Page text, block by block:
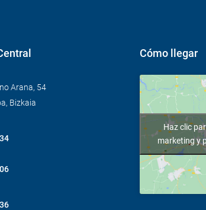
Arana, 54
Bizkaia
Cómo llegar
Haz clic
marketing y